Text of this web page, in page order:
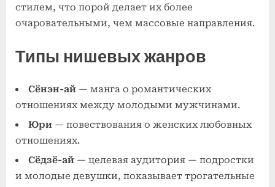
стилем, что порой делает их более
очаровательными, чем массовые направления.
Типы нишевых жанров
Сёнэн-ай — манга о романтических
отношениях между молодыми мужчинами.
Юри — повествования о женских любовных
отношениях.
Сёдзё-ай — целевая аудитория — подростки
и молодые девушки, показывает трогательные